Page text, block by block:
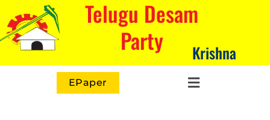
Telugu Desam
Party
Krishna
EPaper